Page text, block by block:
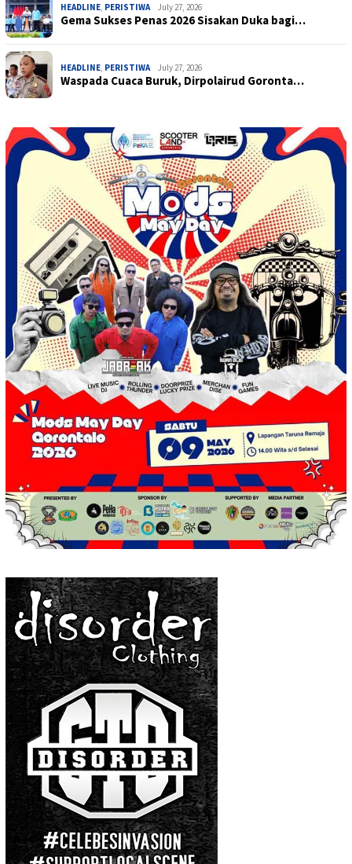
HEADLINE PERISTIWA July 27, 2026
Gema Sukses Penas 2026 Sisakan Duka bagi…
HEADLINE PERISTIWA July 27, 2026
Waspada Cuaca Buruk, Dirpolairud Goronta…